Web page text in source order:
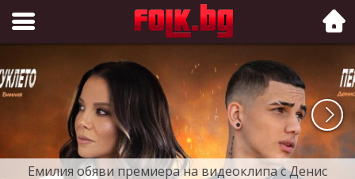
Folk.bg
Емилия обяви премиера на видеоклипа с Денис